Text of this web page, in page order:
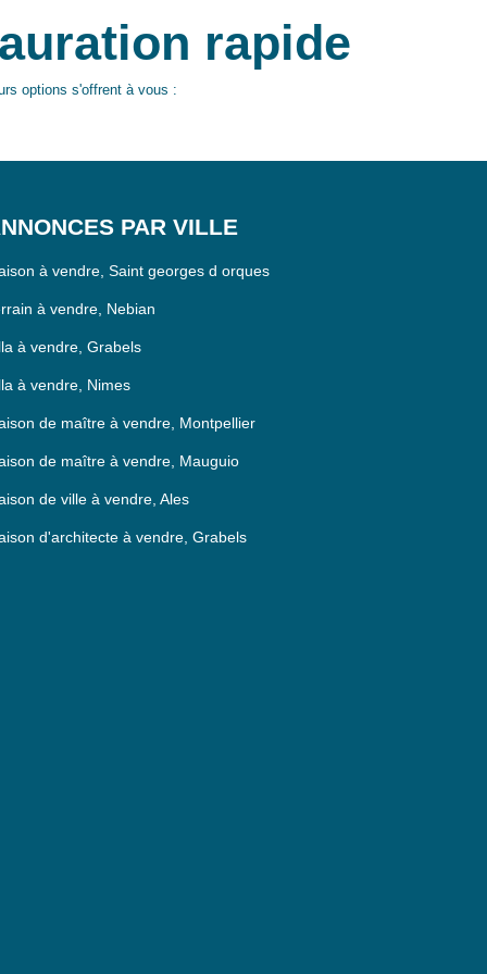
rapide
options s'offrent à vous :
PAR VILLE
à vendre, Saint georges d orques
à vendre, Nebian
à vendre, Grabels
à vendre, Nimes
de maître à vendre, Montpellier
de maître à vendre, Mauguio
de ville à vendre, Ales
d'architecte à vendre, Grabels